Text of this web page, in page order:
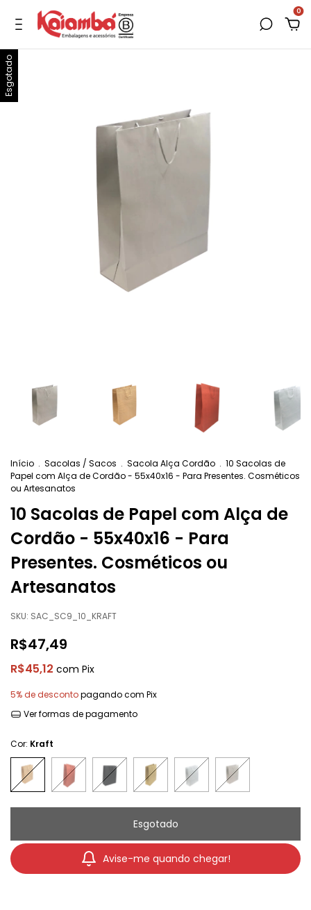
0
Esgotado
Início . Sacolas / Sacos . Sacola Alça Cordão . 10 Sacolas de
Papel com Alça de Cordão - 55x40x16 - Para Presentes. Cosméticos
ou Artesanatos
10 Sacolas de Papel com Alça de
Cordão - 55x40x16 - Para
Presentes. Cosméticos ou
Artesanatos
SKU: SAC_SC9_10_KRAFT
R$47,49
R$45,12 com Pix
5% de descontopagando com Pix
Ver formas de pagamento
Cor: Kraft
Avise-me quando chegar!